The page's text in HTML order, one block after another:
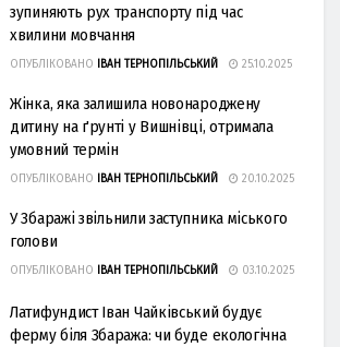
зупиняють рух транспорту під час
хвилини мовчання
ОПУБЛІКОВАНО ІВАН ТЕРНОПІЛЬСЬКИЙ 25.10.2025
Жінка, яка залишила новонароджену
дитину на ґрунті у Вишнівці, отримала
умовний термін
ОПУБЛІКОВАНО ІВАН ТЕРНОПІЛЬСЬКИЙ 20.10.2025
У Збаражі звільнили заступника міського
голови
ОПУБЛІКОВАНО ІВАН ТЕРНОПІЛЬСЬКИЙ 03.10.2025
Латифундист Іван Чайківський будує
ферму біля Збаража: чи буде екологічна